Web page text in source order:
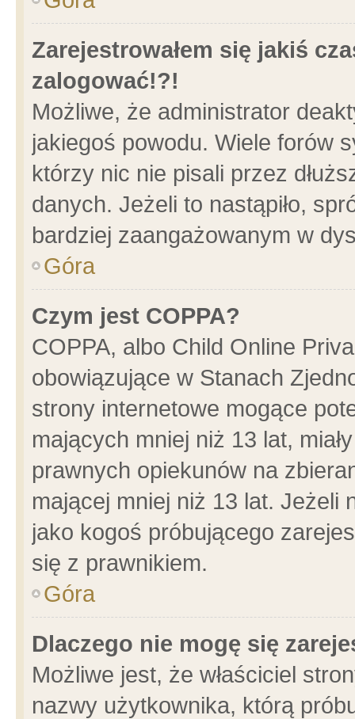
Zarejestrowałem się jakiś
zalogować!?!
Możliwe, że administrator
jakiegoś powodu. Wiele forów
którzy nic nie pisali przez
danych. Jeżeli to nastąpiło,
bardziej zaangażowanym w
Góra
Czym jest COPPA?
COPPA, albo Child Online
obowiązujące w Stanach
strony internetowe mogące
mających mniej niż 13 lat,
prawnych opiekunów na
mającej mniej niż 13 lat. Jeżeli
jako kogoś próbującego
się z prawnikiem.
Góra
Dlaczego nie mogę się
Możliwe jest, że właściciel
nazwy użytkownika, którą